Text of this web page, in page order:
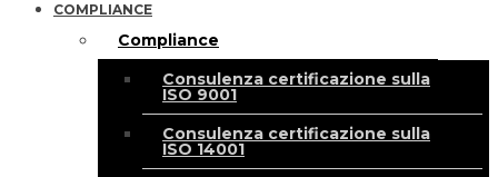
COMPLIANCE
Compliance
Consulenza certificazione sulla
ISO 9001
Consulenza certificazione sulla
ISO 14001